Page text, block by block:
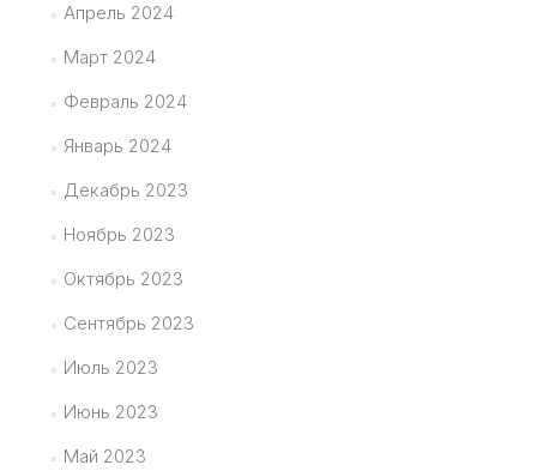
Апрель 2024
Март 2024
Февраль 2024
Январь 2024
Декабрь 2023
Ноябрь 2023
Октябрь 2023
Сентябрь 2023
Июль 2023
Июнь 2023
Май 2023